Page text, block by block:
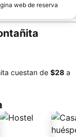
web de reserva
cuestan de ‎$28 a